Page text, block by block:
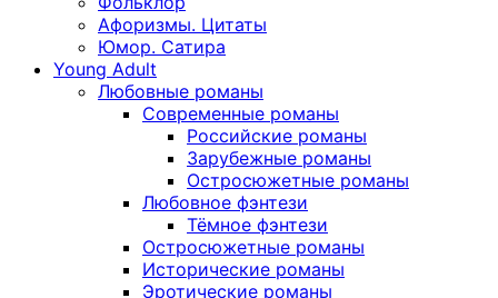
Афоризмы. Цитаты
Юмор. Сатира
Young Adult
Любовные романы
Современные романы
Российские романы
Зарубежные романы
Остросюжетные романы
Любовное фэнтези
Тёмное фэнтези
Остросюжетные романы
Исторические романы
Эротические романы